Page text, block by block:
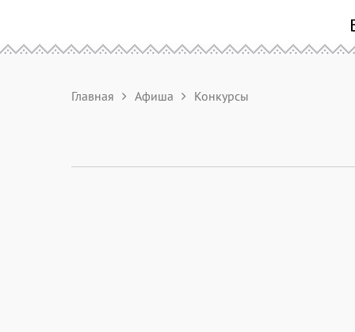
Главная Афиша Конкурсы